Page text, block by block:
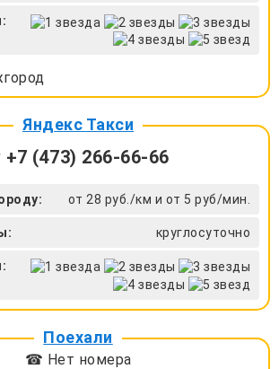
Яндекс Такси
(473) 266-66-66
от 28 руб./км и от 5 руб/мин.
круглосуточно
Поехали
☎ Нет номера